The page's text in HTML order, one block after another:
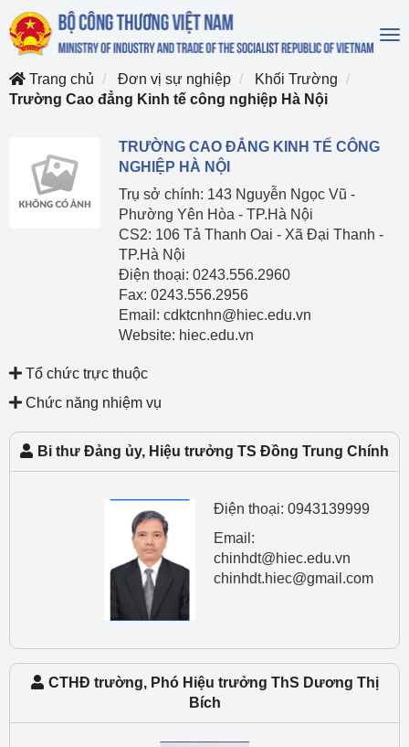
Trang chủ
Đơn vị sự nghiệp
Khối Trường
Trường Cao đẳng Kinh tế công nghiệp Hà Nội
TRƯỜNG CAO ĐẲNG KINH TẾ CÔNG
NGHIỆP HÀ NỘI
Trụ sở chính: 143 Nguyễn Ngọc Vũ -
Phường Yên Hòa - TP.Hà Nội
CS2: 106 Tả Thanh Oai - Xã Đại Thanh -
TP.Hà Nội
Điện thoại: 0243.556.2960
Fax: 0243.556.2956
Email: cdktcnhn@hiec.edu.vn
Website: hiec.edu.vn
Tổ chức trực thuộc
Chức năng nhiệm vụ
Bi thư Đảng ủy, Hiệu trưởng TS Đồng Trung Chính
Điện thoại: 0943139999
Email:
chinhdt@hiec.edu.vn
chinhdt.hiec@gmail.com
CTHĐ trường, Phó Hiệu trưởng ThS Dương Thị
Bích